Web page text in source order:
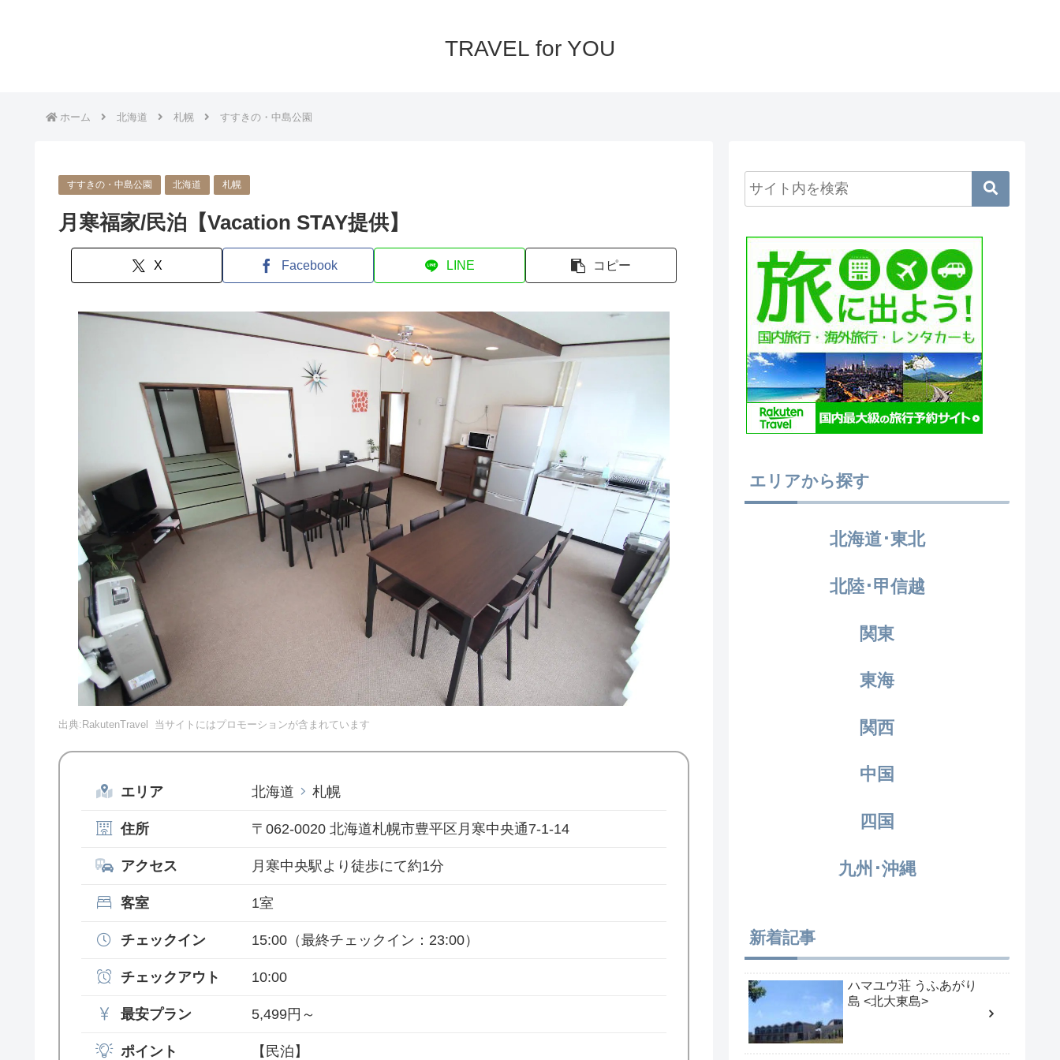
TRAVEL for YOU
ホーム 北海道 札幌 すすきの・中島公園
すすきの・中島公園 北海道 札幌
月寒福家/民泊【Vacation STAY提供】
X Facebook LINE コピー
出典:RakutenTravel 当サイトにはプロモーションが含まれています
エリア 北海道 札幌
住所 〒062-0020 北海道札幌市豊平区月寒中央通7-1-14
アクセス 月寒中央駅より徒歩にて約1分
客室 1室
チェックイン 15:00 （最終チェックイン：23:00）
チェックアウト 10:00
最安プラン 5,499円～
ポイント 【民泊】
エリアから探す
北海道･東北
北陸･甲信越
関東
東海
関西
中国
四国
九州･沖縄
新着記事
ハマユウ荘 うふあがり
島 <北大東島>